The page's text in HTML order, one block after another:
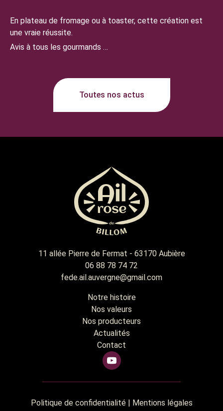
En plateau de fromage ou à toaster, cette création est
une vraie réussite.
Avis à tous les gourmands …
Toutes nos actus
11 allée Pierre de Fermat - 63170 Aubière
06 88 78 74 72
fede.ail.auvergne@gmail.com
Notre histoire
Nos valeurs
Nos producteurs
Actualités
Contact
Politique de confidentialité| Mentions légales